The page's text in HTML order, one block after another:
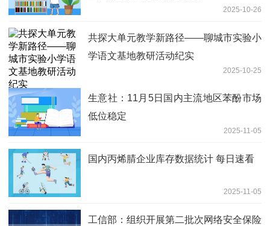
2025-10-26
共探大单元教学新路径——聊城市实验小
学语文基地教研活动纪实
2025-10-25
生意社：11月5日国内主流地区苯酚市场
低位稳定
2025-11-05
国内丙烯腈企业库存数据统计 每日速看
2025-11-05
工信部：组织开展第二批次网络安全保险